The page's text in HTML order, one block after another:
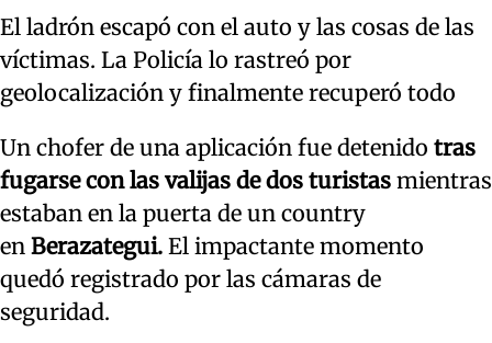
El ladrón escapó con el auto y las cosas de las
víctimas. La Policía lo rastreó por
geolocalización y finalmente recuperó todo
Un chofer de una aplicación fue detenido tras
fugarse con las valijas de dos turistas mientras
estaban en la puerta de un country
en Berazategui. El impactante momento
quedó registrado por las cámaras de
seguridad.